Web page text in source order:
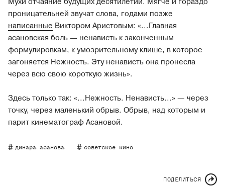
проницательней звучат слова, годами позже
написанные Виктором Аристовым: «...Главная
асановская боль — ненависть к законченным
формулировкам, к умозрительному клише, в которое
загоняется Нежность. Эту ненависть она пронесла
через всю свою короткую жизнь».
Здесь только так: «...Нежность. Ненависть...» — через
точку, через маленький обрыв. Обрыв, над которым и
парит кинематограф Асановой.
динара асанова советское кино
ПОДЕЛИТЬСЯ